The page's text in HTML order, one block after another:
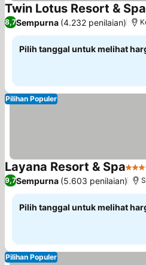
Twin Lotus Resort & Spa
8,7Sempurna (4.232 penilaian)
Pilih tanggal untuk melihat
Pilihan Populer
Layana Resort & Spa5
9,7Sempurna (5.603 penilaian)
Pilih tanggal untuk melihat
Pilihan Populer